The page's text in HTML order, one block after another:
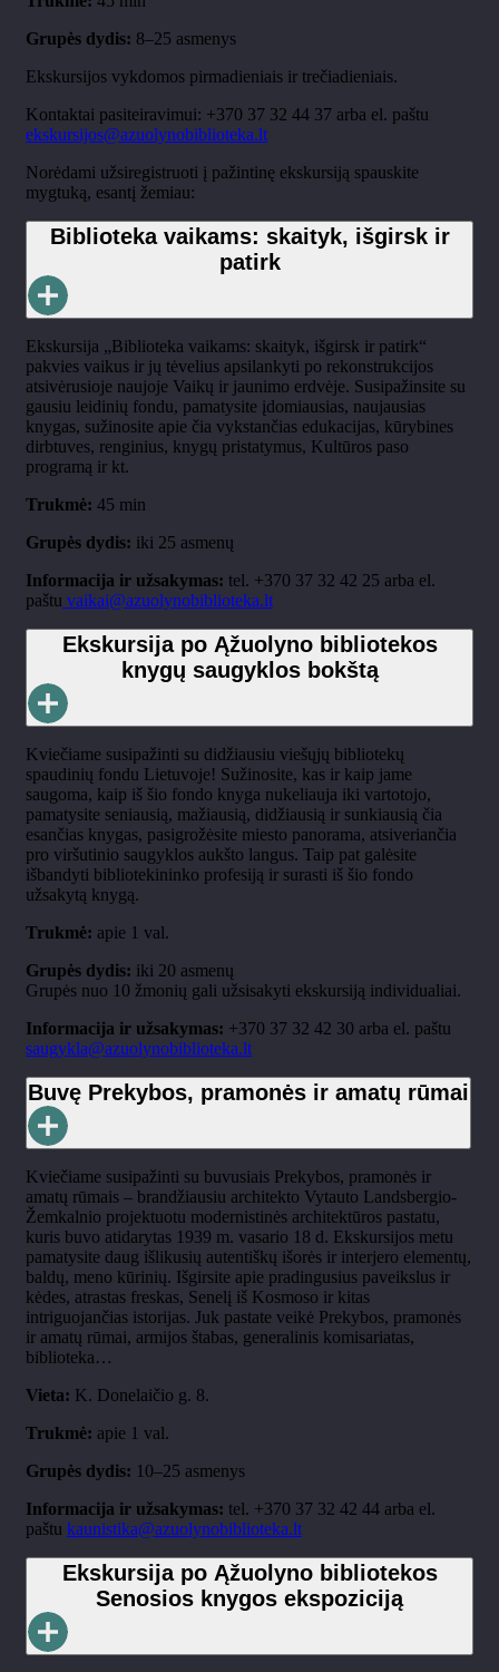
Grupės dydis: 8–25 asmenys
Ekskursijos vykdomos pirmadieniais ir trečiadieniais.
Kontaktai pasiteiravimui: +370 37 32 44 37 arba el. paštu
ekskursijos@azuolynobiblioteka.lt
Norėdami užsiregistruoti į pažintinę ekskursiją spauskite
mygtuką, esantį žemiau:
Biblioteka vaikams: skaityk, išgirsk ir
patirk
Ekskursija „Biblioteka vaikams: skaityk, išgirsk ir patirk“
pakvies vaikus ir jų tėvelius apsilankyti po rekonstrukcijos
atsivėrusioje naujoje Vaikų ir jaunimo erdvėje. Susipažinsite su
gausiu leidinių fondu, pamatysite įdomiausias, naujausias
knygas, sužinosite apie čia vykstančias edukacijas, kūrybines
dirbtuves, renginius, knygų pristatymus, Kultūros paso
programą ir kt.
Trukmė: 45 min
Grupės dydis: iki 25 asmenų
Informacija ir užsakymas: tel. +370 37 32 42 25 arba el.
paštu vaikai@azuolynobiblioteka.lt
Ekskursija po Ąžuolyno bibliotekos
knygų saugyklos bokštą
Kviečiame susipažinti su didžiausiu viešųjų bibliotekų
spaudinių fondu Lietuvoje! Sužinosite, kas ir kaip jame
saugoma, kaip iš šio fondo knyga nukeliauja iki vartotojo,
pamatysite seniausią, mažiausią, didžiausią ir sunkiausią čia
esančias knygas, pasigrožėsite miesto panorama, atsiveriančia
pro viršutinio saugyklos aukšto langus. Taip pat galėsite
išbandyti bibliotekininko profesiją ir surasti iš šio fondo
užsakytą knygą.
Trukmė: apie 1 val.
Grupės dydis: iki 20 asmenų
Grupės nuo 10 žmonių gali užsisakyti ekskursiją individualiai.
Informacija ir užsakymas: +370 37 32 42 30 arba el. paštu
saugykla@azuolynobiblioteka.lt
Buvę Prekybos, pramonės ir amatų rūmai
Kviečiame susipažinti su buvusiais Prekybos, pramonės ir
amatų rūmais – brandžiausiu architekto Vytauto Landsbergio-
Žemkalnio projektuotu modernistinės architektūros pastatu,
kuris buvo atidarytas 1939 m. vasario 18 d. Ekskursijos metu
pamatysite daug išlikusių autentiškų išorės ir interjero elementų,
baldų, meno kūrinių. Išgirsite apie pradingusius paveikslus ir
kėdes, atrastas freskas, Senelį iš Kosmoso ir kitas
intriguojančias istorijas. Juk pastate veikė Prekybos, pramonės
ir amatų rūmai, armijos štabas, generalinis komisariatas,
biblioteka…
Vieta: K. Donelaičio g. 8.
Trukmė: apie 1 val.
Grupės dydis: 10–25 asmenys
Informacija ir užsakymas: tel. +370 37 32 42 44 arba el.
paštu kaunistika@azuolynobiblioteka.lt
Ekskursija po Ąžuolyno bibliotekos
Senosios knygos ekspoziciją